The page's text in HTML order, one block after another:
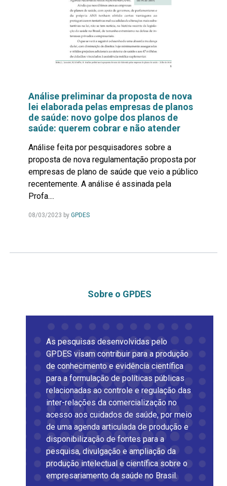
Análise preliminar da proposta de nova
lei elaborada pelas empresas de planos
de saúde: novo golpe dos planos de
saúde: querem cobrar e não atender
Análise feita por pesquisadores sobre a
proposta de nova regulamentação proposta por
empresas de plano de saúde que veio a público
recentemente. A análise é assinada pela
Profa....
08/03/2023 by GPDESLeia
Sobre o GPDES
As pesquisas desenvolvidas pelo
GPDES visam contribuir para a produção
de conhecimento e evidência científica
para a formulação de políticas públicas
relacionadas ao controle e regulação das
inter-relações da comercialização no
acesso aos cuidados de saúde, por meio
de uma agenda articulada de produção e
disponibilização de fontes para a
pesquisa, divulgação e ampliação da
produção intelectual e científica sobre o
empresariamento da saúde no Brasil.